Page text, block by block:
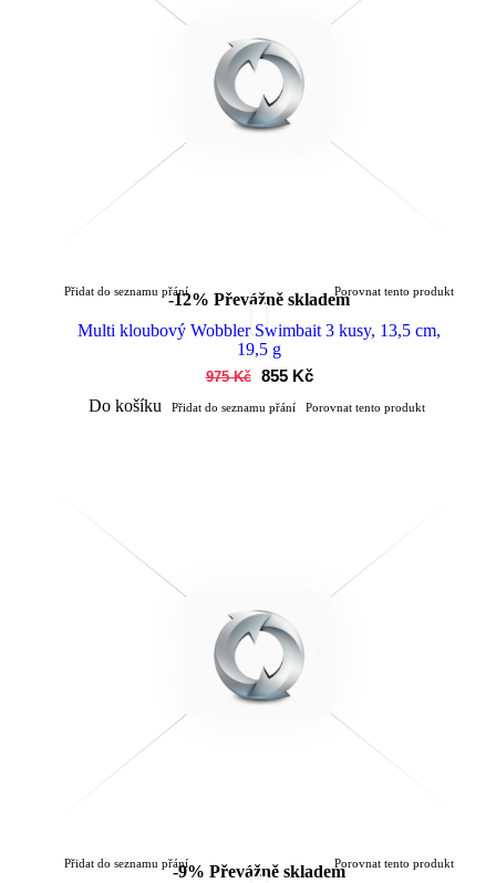
-12% Převážně skladem
Přidat do seznamu přání Porovnat tento produkt
Multi kloubový Wobbler Swimbait 3 kusy, 13,5 cm,
19,5 g
975 Kč
855 Kč
Do košíku
Přidat do seznamu přání Porovnat tento produkt
-9% Převážně skladem
Přidat do seznamu přání Porovnat tento produkt